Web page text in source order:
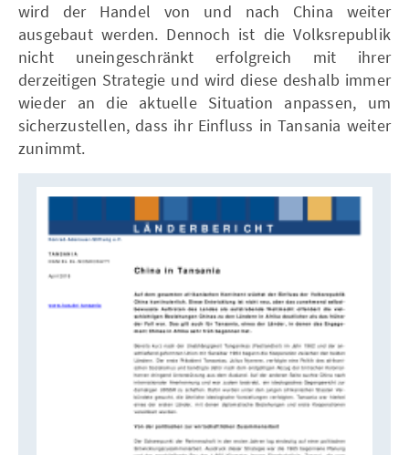
wird der Handel von und nach China weiter
ausgebaut werden. Dennoch ist die Volksrepublik
nicht uneingeschränkt erfolgreich mit ihrer
derzeitigen Strategie und wird diese deshalb immer
wieder an die aktuelle Situation anpassen, um
sicherzustellen, dass ihr Einfluss in Tansania weiter
zunimmt.